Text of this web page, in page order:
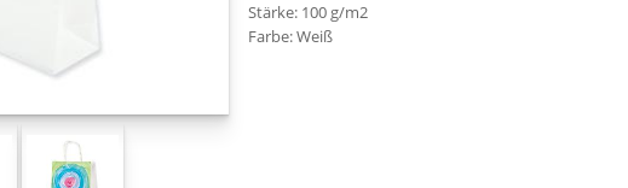
Stärke: 100 g/m2
Farbe: Weiß